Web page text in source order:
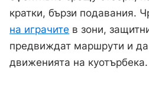
кратки, бързи подавания.
на играчите в зони,
предвиждат маршрути и да
движенията на куотърбека.